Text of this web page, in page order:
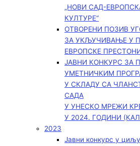
„НОВИ САД-
КУЛТУРЕ“
ОТВОРЕНИ ПОЗИВ
ЗА УКЉУЧИВАЊЕ У
ЕВРОПСКЕ
ЈАВНИ КОНКУРС ЗА
УМЕТНИЧКИМ
У СКЛАДУ СА
САДА
У УНЕСКО МРЕЖИ
У 2024. ГОДИНИ
2023
Јавни конкурс у